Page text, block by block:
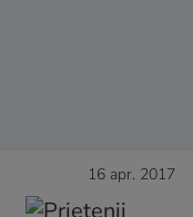
16 apr. 2017